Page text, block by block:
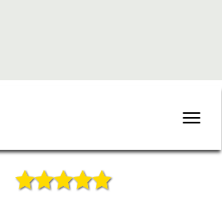
Toggle